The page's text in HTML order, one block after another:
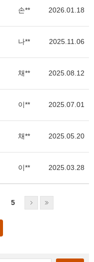
손** 2026.01.18
나** 2025.11.06
채** 2025.08.12
이** 2025.07.01
채** 2025.05.20
이** 2025.03.28
5